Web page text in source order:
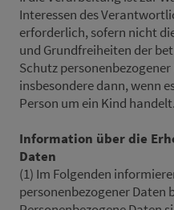
Interessen des
erforderlich, sofern nicht
und Grundfreiheiten der
Schutz
insbesondere dann, wenn
Person um ein Kind handelt.
Information über die
Daten
(1) Im Folgenden
personenbezogener Daten